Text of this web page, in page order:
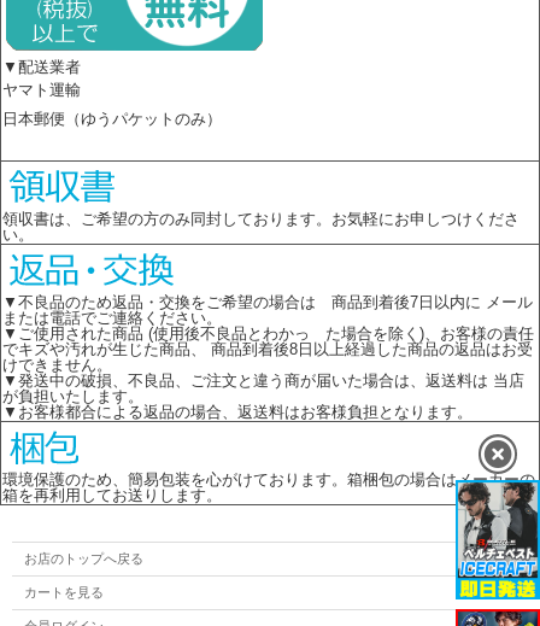
▼配送業者
ヤマト運輸
日本郵便（ゆうパケットのみ）
領収書は、ご希望の方のみ同封しております。お気軽にお申しつけくださ
い。
▼不良品のため返品・交換をご希望の場合は 商品到着後7日以内に メール
または電話でご連絡ください。
▼ご使用された商品 (使用後不良品とわかっ た場合を除く)、お客様の責任
でキズや汚れが生じた商品、 商品到着後8日以上経過した商品の返品はお受
けできません。
▼発送中の破損、不良品、ご注文と違う商が届いた場合は、返送料は 当店
が負担いたします。
▼お客様都合による返品の場合、返送料はお客様負担となります。
環境保護のため、簡易包装を心がけております。箱梱包の場合はメーカーの
箱を再利用してお送りします。
お店のトップへ戻る
カートを見る